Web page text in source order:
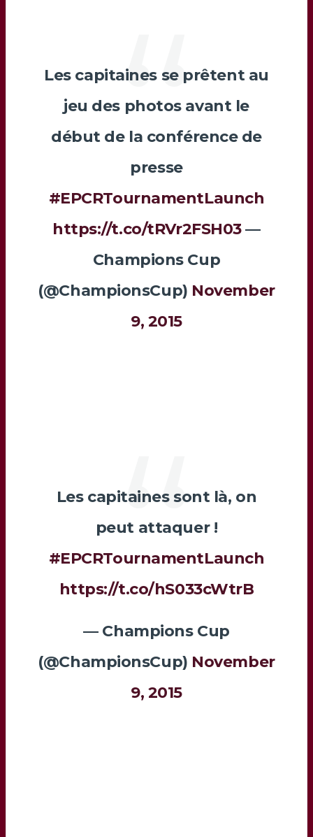
Les capitaines se prêtent au
jeu des photos avant le
début de la conférence de
presse
#EPCRTournamentLaunch
https://t.co/tRVr2FSH03—
Champions Cup
(@ChampionsCup) November
9, 2015
Les capitaines sont là, on
peut attaquer !
#EPCRTournamentLaunch
https://t.co/hS033cWtrB
— Champions Cup
(@ChampionsCup) November
9, 2015